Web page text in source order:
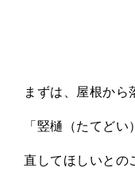
まずは、屋根から
「竪樋（たてどい
直してほしいとの